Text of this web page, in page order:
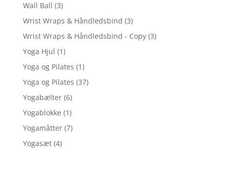
Wall Ball (3)
Wrist Wraps & Håndledsbind (3)
Wrist Wraps & Håndledsbind - Copy (3)
Yoga Hjul (1)
Yoga og Pilates (1)
Yoga og Pilates (37)
Yogabælter (6)
Yogablokke (1)
Yogamåtter (7)
Yogasæt (4)